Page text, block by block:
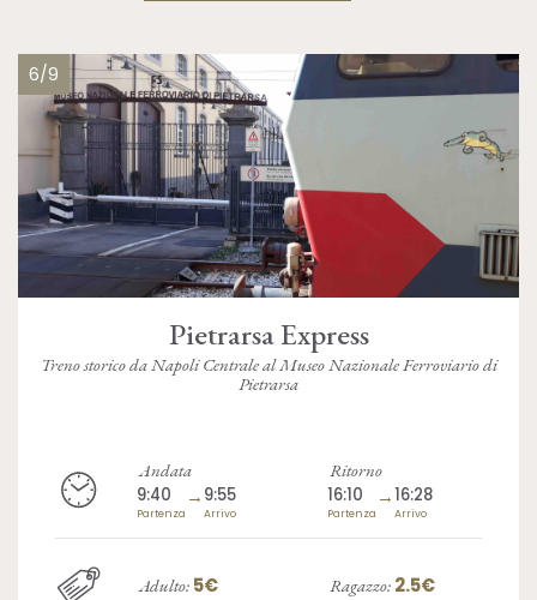
6/9
Pietrarsa Express
Treno storico da Napoli Centrale al Museo Nazionale Ferroviario di
Pietrarsa
Andata
9:40
Partenza
→ 9:55
Arrivo
Ritorno
16:10
Partenza
→16:28
Arrivo
Adulto: 5€ Ragazzo: 2.5€